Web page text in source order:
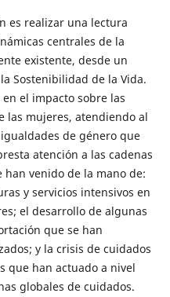
es realizar una lectura
centrales de la
existente, desde un
Sostenibilidad de la Vida.
el impacto sobre las
las mujeres, atendiendo al
de género que
atención a las cadenas
venido de la mano de:
y servicios intensivos en
el desarrollo de algunas
que se han
y la crisis de cuidados
que han actuado a nivel
globales de cuidados.